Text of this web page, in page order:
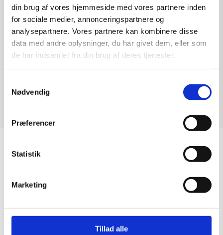
din brug af vores hjemmeside med vores partnere inden
for sociale medier, annonceringspartnere og
analysepartnere. Vores partnere kan kombinere disse
data med andre oplysninger, du har givet dem, eller som
de har indsamlet fra din brug af deres tjenester.
Nødvendig
Præferencer
Statistik
Marketing
Tillad alle
Abonner på kalender
Sommeråbningstider
Fredag:09.00 – 15.30